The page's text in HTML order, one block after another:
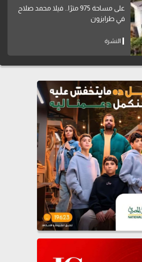
على مساحة 975 مترًا.. فيلا محمد صلاح
في طرابزون
النشرة